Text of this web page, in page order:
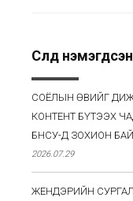
Сүүлд нэмэгдсэн
СОЁЛЫН ӨВИЙГ
КОНТЕНТ БҮТЭЭХ
БНСУ-Д ЗОХИОН
2026.07.29
ЖЕНДЭРИЙН